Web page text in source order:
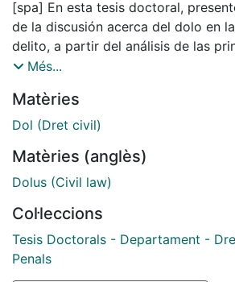
[spa] En esta tesis doctoral, presento el estado actual
de la discusión acerca del dolo en
delito, a partir del análisis de las
planteadas en el Derecho penal
como de los criterios
de los estados mentales
Reino Unido. He abordado
tradiciones jurídicas distintas porque
problema: el nivel conceptual y el
finalidad es plantear una teoría
determinación del dolo, que se
del Estado social y democrático de
Més...
Matèries
Dol (Dret civil)
Matèries (anglès)
Dolus (Civil law)
Col·leccions
Tesis Doctorals - Departament -
Penals